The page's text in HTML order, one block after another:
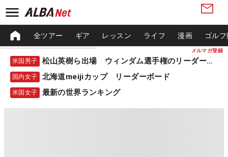
メルマガ登録
全ツアー ギア レッスン ライフ 漫画 ゴル
米国男子 松山英樹ら出場 ウィンダム選手権のリーダーボード
国内女子 北海道meijiカップ リーダーボード
米国女子 最新の世界ランキング